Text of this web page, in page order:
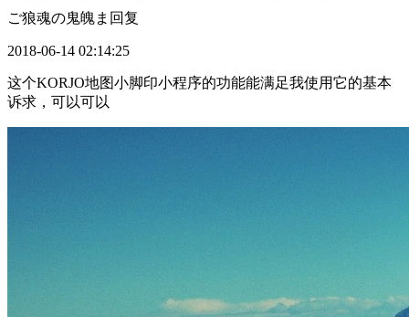
ご狼魂の鬼魄ま 回复
2018-06-14 02:14:25
这个KORJO地图小脚印小程序的功能能满足我使用它的基本
诉求，可以可以